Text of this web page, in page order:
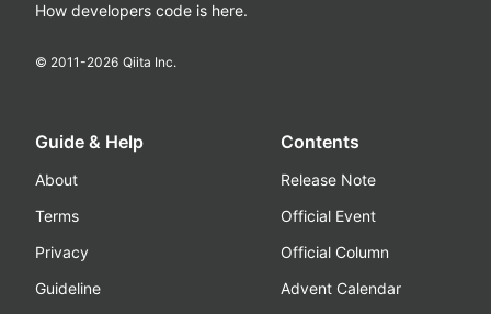
How developers code is here.
© 2011-2026 Qiita Inc.
Guide & Help
About
Terms
Privacy
Guideline
Contents
Release Note
Official Event
Official Column
Advent Calendar